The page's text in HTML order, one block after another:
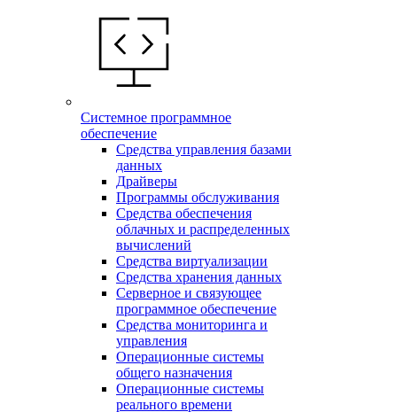
Системное программное
обеспечение
Средства управления базами
данных
Драйверы
Программы обслуживания
Средства обеспечения
облачных и распределенных
вычислений
Средства виртуализации
Средства хранения данных
Серверное и связующее
программное обеспечение
Средства мониторинга и
управления
Операционные системы
общего назначения
Операционные системы
реального времени